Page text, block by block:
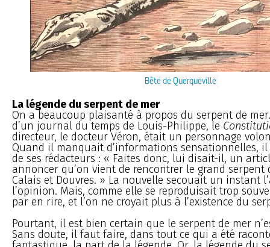
Bête de Querqueville
La légende du serpent de mer
On a beaucoup plaisanté à propos du serpent de
d’un journal du temps de Louis-Philippe, le
directeur, le docteur Véron, était un personnage
Quand il manquait d’informations sensationnelles,
de ses rédacteurs : « Faites donc, lui disait-il, un
annoncer qu’on vient de rencontrer le grand serpent
Calais et Douvres. » La nouvelle secouait un instant
l’opinion. Mais, comme elle se reproduisait trop
par en rire, et l’on ne croyait plus à l’existence du
Pourtant, il est bien certain que le serpent de mer
Sans doute, il faut faire, dans tout ce qui a été